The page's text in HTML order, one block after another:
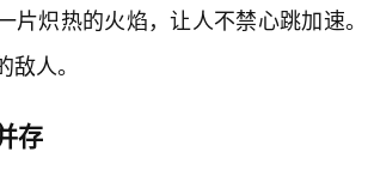
炽热的火焰，让人不禁心跳加速。
人。
存